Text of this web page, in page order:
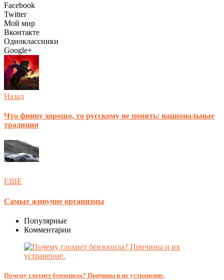
Facebook
Twitter
Мой мир
Вконтакте
Одноклассники
Google+
Назад
Что финну хорошо, то русскому не понять: национальные
традиции
ЕЩЕ
Самые живучие организмы
Популярные
Комментарии
Почему глохнет бензопила? Причины и их устранение.